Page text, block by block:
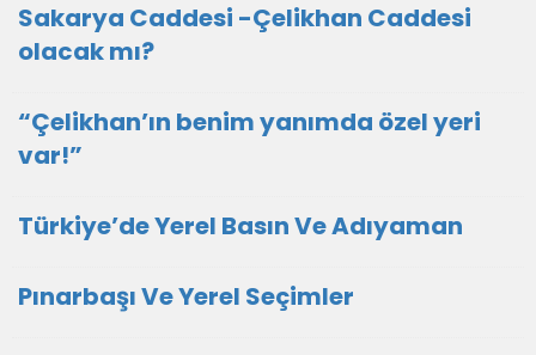
Sakarya Caddesi -Çelikhan Caddesi
olacak mı?
“Çelikhan’ın benim yanımda özel yeri
var!”
Türkiye’de Yerel Basın Ve Adıyaman
Pınarbaşı Ve Yerel Seçimler